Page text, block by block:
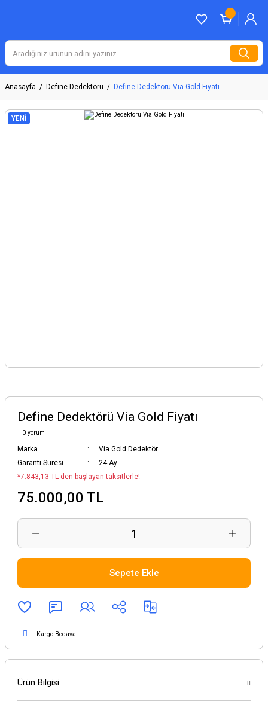
Anasayfa Define Dedektörü Define Dedektörü Via Gold Fiyatı
YENİ
Define Dedektörü Via Gold Fiyatı
0 yorum
Marka
Via Gold Dedektör
Garanti Süresi
24 Ay
*7.843,13 TL den başlayan taksitlerle!
75.000,00 TL
Sepete Ekle
Kargo Bedava
Ürün Bilgisi